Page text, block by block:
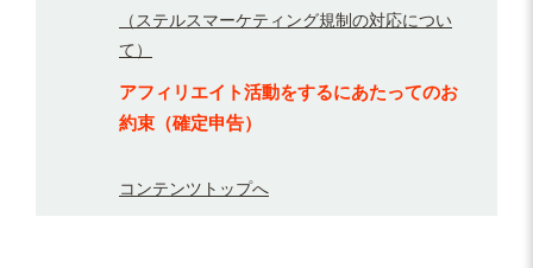
（ステルスマーケティング規制の対応につい
て）
アフィリエイト活動をするにあたってのお
約束（確定申告）
コンテンツトップへ